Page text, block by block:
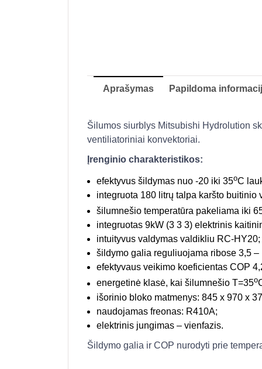
Aprašymas Papildoma
Šilumos siurblys Mitsubishi Hydrolution
ventiliatoriniai konvektoriai.
Įrenginio charakteristikos:
efektyvus šildymas nuo -20 iki 35oC
integruota 180 litrų talpa karšto buitinio
šilumnešio temperatūra pakeliama iki
integruotas 9kW (3 3 3) elektrinis
intuityvus valdymas valdikliu RC-HY20;
šildymo galia reguliuojama ribose 3,5
efektyvaus veikimo koeficientas COP
energetinė klasė, kai šilumnešio T=35o
išorinio bloko matmenys: 845 x 970 x
naudojamas freonas: R410A;
elektrinis jungimas – vienfazis.
Šildymo galia ir COP nurodyti prie